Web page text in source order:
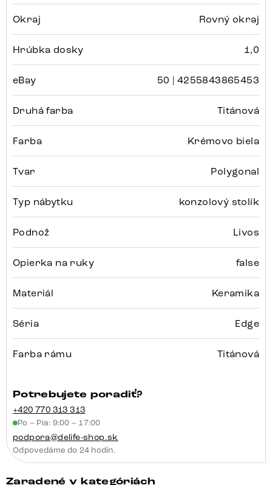
Okraj Rovný okraj
Hrúbka dosky 1,0
eBay 50 | 4255843865453
Druhá farba Titánová
Farba Krémovo biela
Tvar Polygonal
Typ nábytku konzolový stolík
Podnož Livos
Opierka na ruky false
Materiál Keramika
Séria Edge
Farba rámu Titánová
Potrebujete poradiť?
+420 770 313 313
Po – Pia: 9:00 – 17:00
podpora@delife-shop.sk
Odpovedáme do 24 hodín.
Zaradené v kategóriách